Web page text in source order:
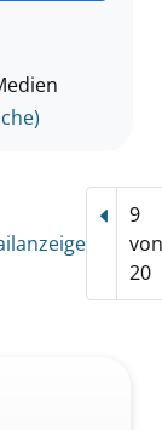
suchen wollen.
9
20